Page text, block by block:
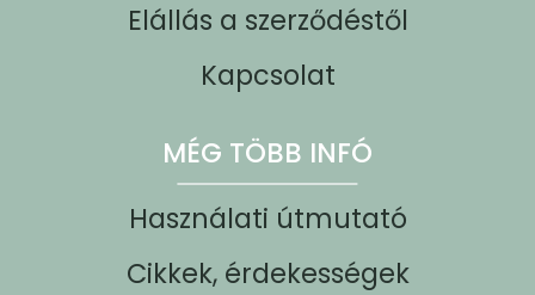
Elállás a szerződéstől
Kapcsolat
MÉG TÖBB INFÓ
Használati útmutató
Cikkek, érdekességek